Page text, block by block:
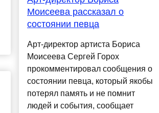
Моисеева рассказал о
состоянии певца
Арт-директор артиста Бориса
Моисеева Сергей Горох
прокомментировал сообщения о
состоянии певца, который якобы
потерял память и не помнит
людей и события, сообщает